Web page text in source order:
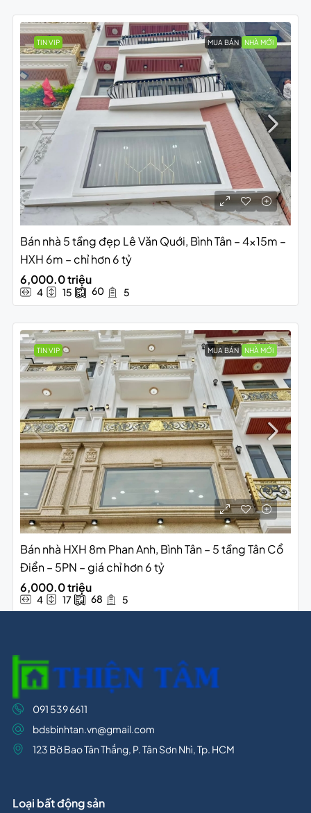
TIN VIP MUA BÁN NHÀ MỚI
Bán nhà 5 tầng đẹp Lê Văn Quới, Bình Tân – 4x15m –
HXH 6m – chỉ hơn 6 tỷ
6,000.0 triệu
4 15 60 5
TIN VIP MUA BÁN NHÀ MỚI
Bán nhà HXH 8m Phan Anh, Bình Tân – 5 tầng Tân Cổ
Điển – 5PN – giá chỉ hơn 6 tỷ
6,000.0 triệu
4 17 68 5
091 539 6611
bdsbinhtan.vn@gmail.com
123 Bờ Bao Tân Thắng, P. Tân Sơn Nhì, Tp. HCM
Loại bất động sản